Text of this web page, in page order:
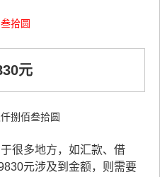
拾圆
元
捌佰叁拾圆
很多地方，如汇款、借
元涉及到金额，则需要